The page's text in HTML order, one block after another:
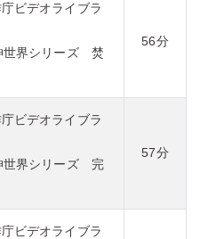
ビデオライブラ
界シリーズ 焚
56分
ビデオライブラ
界シリーズ 完
57分
ビデオライブラ